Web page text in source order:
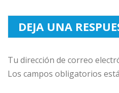
DEJA UNA
Tu dirección de correo
Los campos obligatorios